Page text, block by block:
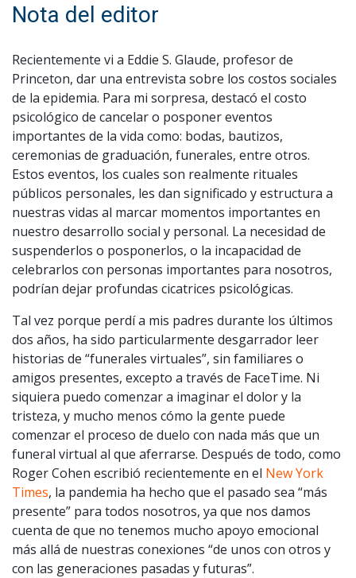
Nota del editor
Recientemente vi a Eddie S. Glaude, profesor de
Princeton, dar una entrevista sobre los costos sociales
de la epidemia. Para mi sorpresa, destacó el costo
psicológico de cancelar o posponer eventos
importantes de la vida como: bodas, bautizos,
ceremonias de graduación, funerales, entre otros.
Estos eventos, los cuales son realmente rituales
públicos personales, les dan significado y estructura a
nuestras vidas al marcar momentos importantes en
nuestro desarrollo social y personal. La necesidad de
suspenderlos o posponerlos, o la incapacidad de
celebrarlos con personas importantes para nosotros,
podrían dejar profundas cicatrices psicológicas.
Tal vez porque perdí a mis padres durante los últimos
dos años, ha sido particularmente desgarrador leer
historias de “funerales virtuales”, sin familiares o
amigos presentes, excepto a través de FaceTime. Ni
siquiera puedo comenzar a imaginar el dolor y la
tristeza, y mucho menos cómo la gente puede
comenzar el proceso de duelo con nada más que un
funeral virtual al que aferrarse. Después de todo, como
Roger Cohen escribió recientemente en el New York
Times, la pandemia ha hecho que el pasado sea “más
presente” para todos nosotros, ya que nos damos
cuenta de que no tenemos mucho apoyo emocional
más allá de nuestras conexiones “de unos con otros y
con las generaciones pasadas y futuras”.